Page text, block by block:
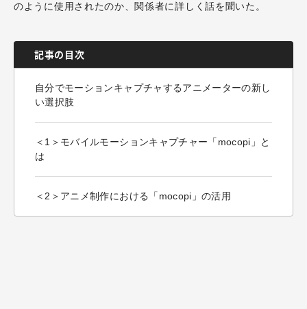
のように使用されたのか、関係者に詳しく話を聞いた。
記事の目次
自分でモーションキャプチャするアニメーターの新し
い選択肢
＜1＞モバイルモーションキャプチャー「mocopi」と
は
＜2＞アニメ制作における「mocopi」の活用